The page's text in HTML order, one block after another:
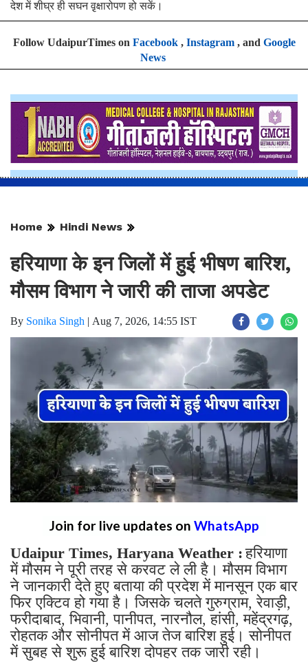
देश में शीघ्र ही सघन वृ़क्षारोपण हो सकें।
Follow UdaipurTimes on Facebook, Instagram, and Google
News
Home Hindi News
हरियाणा के इन जिलों में हुई भीषण बारिश,
मौसम विभाग ने जारी की ताजा अपडेट
By Sonika Singh | Aug 7, 2026, 14:55 IST
Join for live updates on WhatsApp
Udaipur Times, Haryana Weather : हरियाणा
में मौसम ने पूरी तरह से करवट ले ली है। मौसम विभाग
ने जानकारी देते हुए बताया की प्रदेश में मानसून एक बार
फिर एक्टिव हो गया है। जिसके चलते गुरुग्राम, रेवाड़ी,
फरीदाबाद, भिवानी, पानीपत, नारनौल, हांसी, महेंद्रगढ़,
रोहतक और सोनीपत में आज तेज बारिश हुई। सोनीपत
में सुबह से शुरू हुई बारिश दोपहर तक जारी रही।